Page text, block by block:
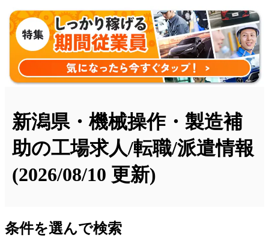
新潟県・機械操作・製造補
助の工場求人/転職/派遣情報
(2026/08/10 更新)
条件を選んで検索